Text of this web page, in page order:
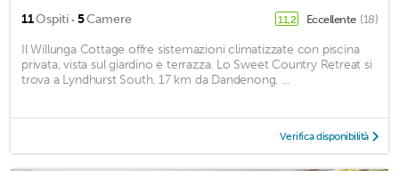
11Ospiti · 5Camere 11,2 Eccellente (18)
Il Willunga Cottage offre sistemazioni climatizzate con piscina
privata, vista sul giardino e terrazza. Lo Sweet Country Retreat si
trova a Lyndhurst South. 17 km da Dandenong. ...
Verifica disponibilità